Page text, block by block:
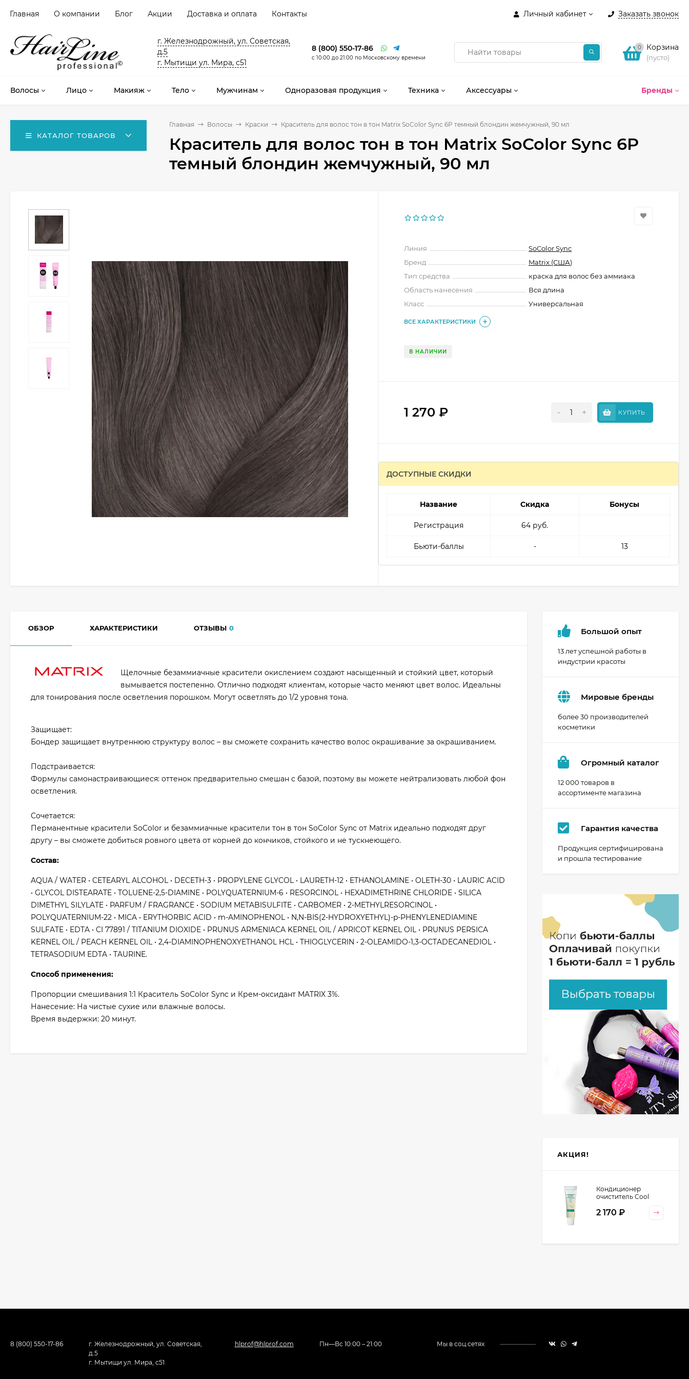
Личный кабинет Заказать звонок
Главная О компании Блог Акции Доставка и оплата Контакты
г. Железнодрожный, ул. Советская,
д.5
г. Мытищи ул. Мира, с51
8 (800) 550-17-86
с 10:00 до 21:00 по Московскому времени
0 Корзина
(пусто)
Бренды
Волосы Лицо Макияж Тело Мужчинам Одноразовая продукция Техника Аксессуары
КАТАЛОГ ТОВАРОВ
Главная Волосы Краски Краситель для волос тон в тон Matrix SoColor Sync 6P темный блондин жемчужный, 90 мл
Краситель для волос тон в тон Matrix SoColor Sync 6P
темный блондин жемчужный, 90 мл
Линия
SoColor Sync
Бренд
Matrix (США)
Тип средства
краска для волос без аммиака
Область нанесения
Вся длина
Класс
Универсальная
ВСЕ ХАРАКТЕРИСТИКИ
В НАЛИЧИИ
1 270₽ - + КУПИТЬ
ДОСТУПНЫЕ СКИДКИ
Название Скидка Бонусы
Регистрация 64 руб.
Бьюти-баллы - 13
ОБЗОР ХАРАКТЕРИСТИКИ ОТЗЫВЫ 0
Щелочные безаммиачные красители окислением создают насыщенный и стойкий цвет, который
вымывается постепенно. Отлично подходят клиентам, которые часто меняют цвет волос. Идеальны
для тонирования после осветления порошком. Могут осветлять до 1/2 уровня тона.
Защищает:
Бондер защищает внутреннюю структуру волос – вы сможете сохранить качество волос окрашивание за окрашиванием.
Подстраивается:
Формулы самонастраивающиеся: оттенок предварительно смешан с базой, поэтому вы можете нейтрализовать любой фон
осветления.
Сочетается:
Перманентные красители SoColor и безаммиачные красители тон в тон SoColor Sync от Matrix идеально подходят друг
другу – вы сможете добиться ровного цвета от корней до кончиков, стойкого и не тускнеющего.
Состав:
AQUA / WATER • CETEARYL ALCOHOL • DECETH-3 • PROPYLENE GLYCOL • LAURETH-12 • ETHANOLAMINE • OLETH-30 • LAURIC ACID
• GLYCOL DISTEARATE • TOLUENE-2,5-DIAMINE • POLYQUATERNIUM-6 • RESORCINOL • HEXADIMETHRINE CHLORIDE • SILICA
DIMETHYL SILYLATE • PARFUM / FRAGRANCE • SODIUM METABISULFITE • CARBOMER • 2-METHYLRESORCINOL •
POLYQUATERNIUM-22 • MICA • ERYTHORBIC ACID • m-AMINOPHENOL • N,N-BIS(2-HYDROXYETHYL)-p-PHENYLENEDIAMINE
SULFATE • EDTA • CI 77891 / TITANIUM DIOXIDE • PRUNUS ARMENIACA KERNEL OIL / APRICOT KERNEL OIL • PRUNUS PERSICA
KERNEL OIL / PEACH KERNEL OIL • 2,4-DIAMINOPHENOXYETHANOL HCL • THIOGLYCERIN • 2-OLEAMIDO-1,3-OCTADECANEDIOL •
TETRASODIUM EDTA • TAURINE.
Способ применения:
Пропорции смешивания 1:1 Краситель SoColor Sync и Крем-оксидант MATRIX 3%.
Нанесение: На чистые сухие или влажные волосы.
Время выдержки: 20 минут.
Большой опыт
13 лет успешной работы в
индустрии красоты
Мировые бренды
более 30 производителей
косметики
Огромный каталог
12 000 товаров в
ассортименте магазина
Гарантия качества
Продукция сертифицирована
и прошла тестирование
АКЦИЯ!
Кондиционер
очиститель Cool
Cosmetics, 130 гр
2 170 ₽
8 (800) 550-17-86
г. Железнодрожный, ул. Советская,
д.5
г. Мытищи ул. Мира, с51
hlprof@hlprof.com Пн—Вс 10:00 – 21:00 Мы в соц.сетях